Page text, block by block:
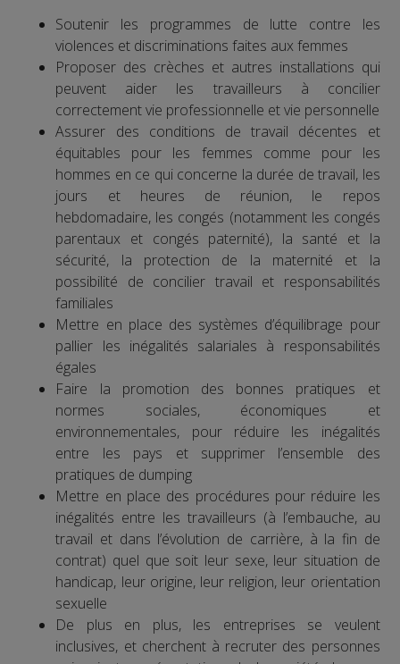
Soutenir les programmes de lutte contre les
violences et discriminations faites aux femmes
Proposer des crèches et autres installations qui
peuvent aider les travailleurs à concilier
correctement vie professionnelle et vie personnelle
Assurer des conditions de travail décentes et
équitables pour les femmes comme pour les
hommes en ce qui concerne la durée de travail, les
jours et heures de réunion, le repos
hebdomadaire, les congés (notamment les congés
parentaux et congés paternité), la santé et la
sécurité, la protection de la maternité et la
possibilité de concilier travail et responsabilités
familiales
Mettre en place des systèmes d’équilibrage pour
pallier les inégalités salariales à responsabilités
égales
Faire la promotion des bonnes pratiques et
normes sociales, économiques et
environnementales, pour réduire les inégalités
entre les pays et supprimer l’ensemble des
pratiques de dumping
Mettre en place des procédures pour réduire les
inégalités entre les travailleurs (à l’embauche, au
travail et dans l’évolution de carrière, à la fin de
contrat) quel que soit leur sexe, leur situation de
handicap, leur origine, leur religion, leur orientation
sexuelle
De plus en plus, les entreprises se veulent
inclusives, et cherchent à recruter des personnes